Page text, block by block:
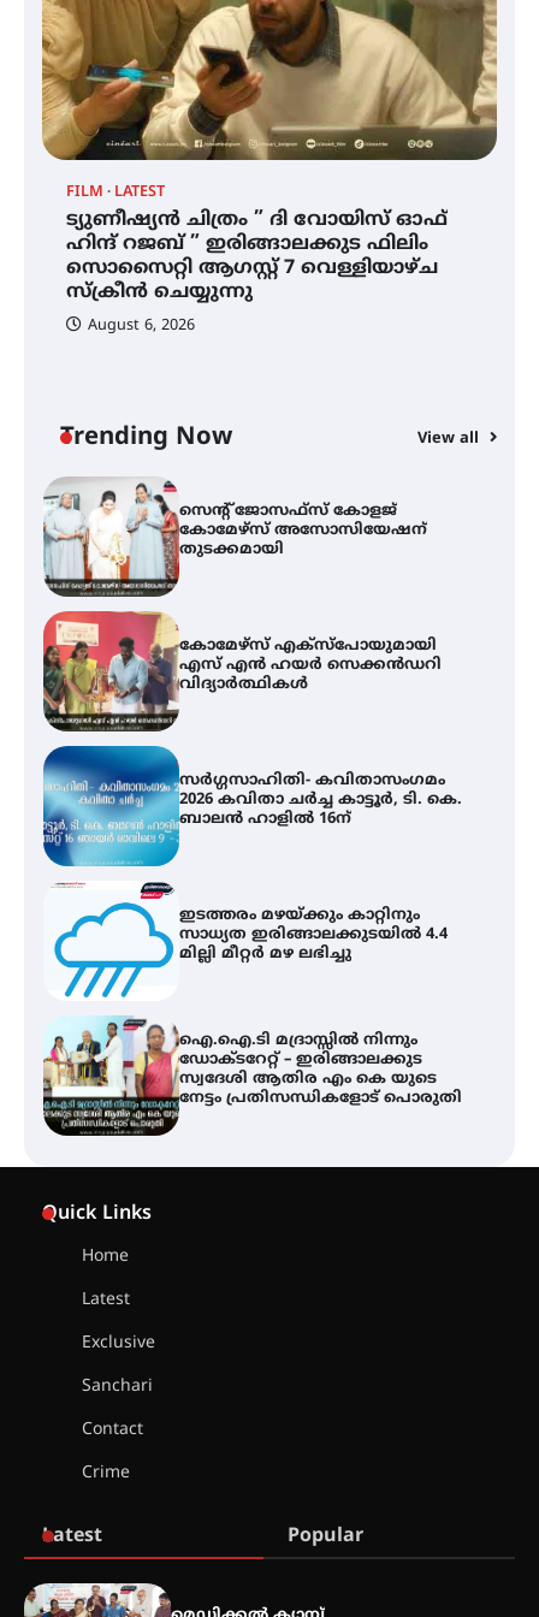
FILM LATEST
ട്യുണീഷ്യൻ ചിത്രം ” ദി വോയിസ് ഓഫ്
ഹിന്ദ് റജബ് ” ഇരിങ്ങാലക്കുട ഫിലിം
സൊസൈറ്റി ആഗസ്റ്റ് 7 വെള്ളിയാഴ്ച
സ്‌ക്രീൻ ചെയ്യുന്നു
August 6, 2026
Trending Now View all
മില്ലി മീറ്റർ മഴ ലഭിച്ചു
ഐ.ഐ.ടി മദ്രാസ്സിൽ നിന്നും
ഡോക്ടറേറ്റ് – ഇരിങ്ങാലക്കുട
സ്വദേശി ആതിര എം കെ യുടെ
നേട്ടം പ്രതിസന്ധികളോട് പൊരുതി
ട്യുണീഷ്യൻ ചിത്രം ” ദി വോയിസ്
ഓഫ് ഹിന്ദ് റജബ് ” ഇരിങ്ങാലക്കുട
ഫിലിം സൊസൈറ്റി ആഗസ്റ്റ് 7
വെള്ളിയാഴ്ച സ്‌ക്രീൻ ചെയ്യുന്നു
കോമേഴ്സ് എക്സ്പോയുമായി
എസ് എൻ ഹയർ സെക്കൻഡറി
വിദ്യാർത്ഥികൾ
സർഗ്ഗസാഹിതി- കവിതാസംഗമം
2026 കവിതാ ചർച്ച കാട്ടൂർ, ടി. കെ.
ബാലൻ ഹാളിൽ 16ന്
ഇടത്തരം മഴയ്ക്കും കാറ്റിനും
സാധ്യത ഇരിങ്ങാലക്കുടയിൽ 4.4
മില്ലി മീറ്റർ മഴ ലഭിച്ചു
ഐ.ഐ.ടി മദ്രാസ്സിൽ നിന്നും
ഡോക്ടറേറ്റ് – ഇരിങ്ങാലക്കുട
സ്വദേശി ആതിര എം കെ യുടെ
നേട്ടം പ്രതിസന്ധികളോട് പൊരുതി
ട്യുണീഷ്യൻ ചിത്രം ” ദി വോയിസ്
ഓഫ് ഹിന്ദ് റജബ് ” ഇരിങ്ങാലക്കുട
ഫിലിം സൊസൈറ്റി ആഗസ്റ്റ് 7
വെള്ളിയാഴ്ച സ്‌ക്രീൻ ചെയ്യുന്നു
സാധ്യത ഇരിങ്ങാലക്കുടയിൽ 4.4
Quick Links
Home
Latest
Exclusive
Sanchari
Contact
Crime
Latest Popular